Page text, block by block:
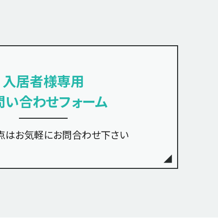
入居者様専用
い合わせフォーム
はお気軽にお問合わせ下さい